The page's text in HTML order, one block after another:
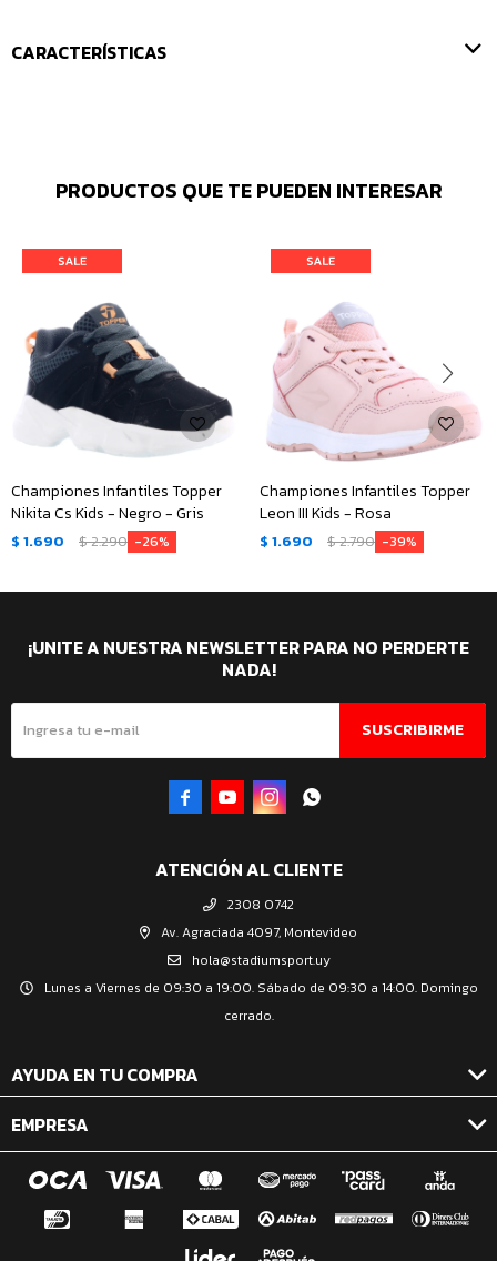
CARACTERÍSTICAS
PRODUCTOS QUE TE PUEDEN INTERESAR
Championes Infantiles Topper
Nikita Cs Kids - Negro - Gris
$ 1.690 $2.290 26
Championes Infantiles Topper
Leon III Kids - Rosa
$ 1.690 $2.790 39
ATENCIÓN AL CLIENTE
2308 0742
Av. Agraciada 4097, Montevideo
hola@stadiumsport.uy
Lunes a Viernes de 09:30 a 19:00. Sábado de 09:30 a 14:00. Domingo
cerrado.
AYUDA EN TU COMPRA
EMPRESA
¡UNITE A NUESTRA NEWSLETTER PARA NO PERDERTE
NADA!
SUSCRIBIRME
   